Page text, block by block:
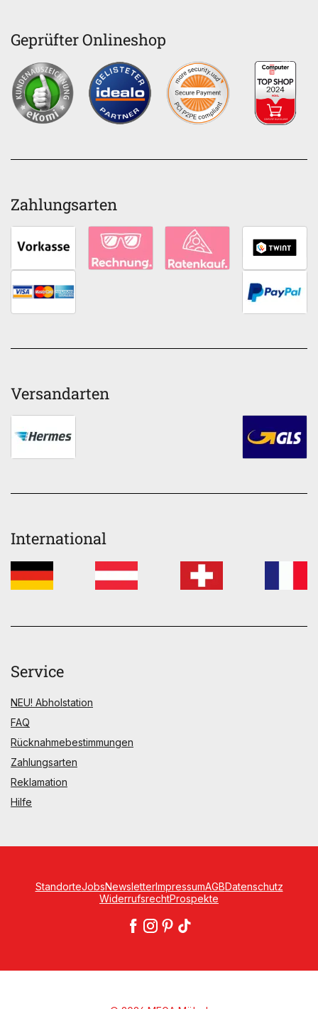
Geprüfter Onlineshop
Zahlungsarten
Versandarten
International
Service
NEU! Abholstation
FAQ
Rücknahmebestimmungen
Zahlungsarten
Reklamation
Hilfe
StandorteJobsNewsletterImpressumAGBDatenschutz
WiderrufsrechtProspekte